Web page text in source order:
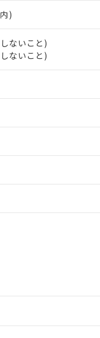
)
ないこと)
ないこと)